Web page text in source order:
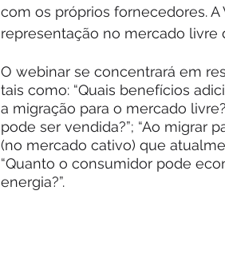
com os próprios fornecedores.
representação no mercado livre
O webinar se concentrará em
tais como: “Quais benefícios
a migração para o mercado
pode ser vendida?”; “Ao migrar
(no mercado cativo) que
“Quanto o consumidor pode
energia?”.